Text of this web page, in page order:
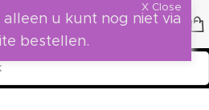
X Close
alleen u kunt nog niet via
bestellen.